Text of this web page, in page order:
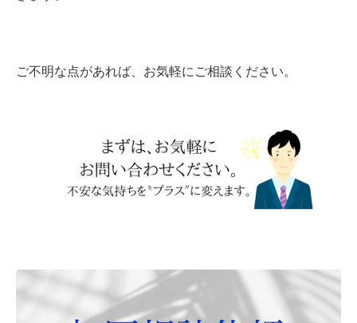
ご不明な点があれば、お気軽にご相談ください。